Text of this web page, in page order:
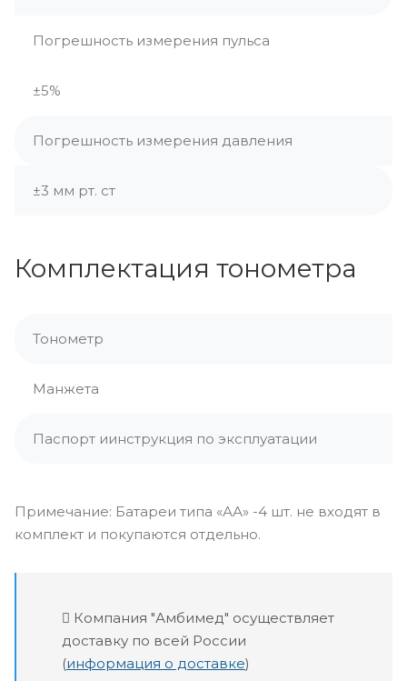
Погрешность измерения пульса
±5%
Погрешность измерения давления
±3 мм рт. ст
Комплектация тонометра
Тонометр
Манжета
Паспорт иинструкция по эксплуатации
Примечание: Батареи типа «АА» -4 шт. не входят в
комплект и покупаются отдельно.
Компания "Амбимед" осуществляет
доставку по всей России
(информация о доставке)